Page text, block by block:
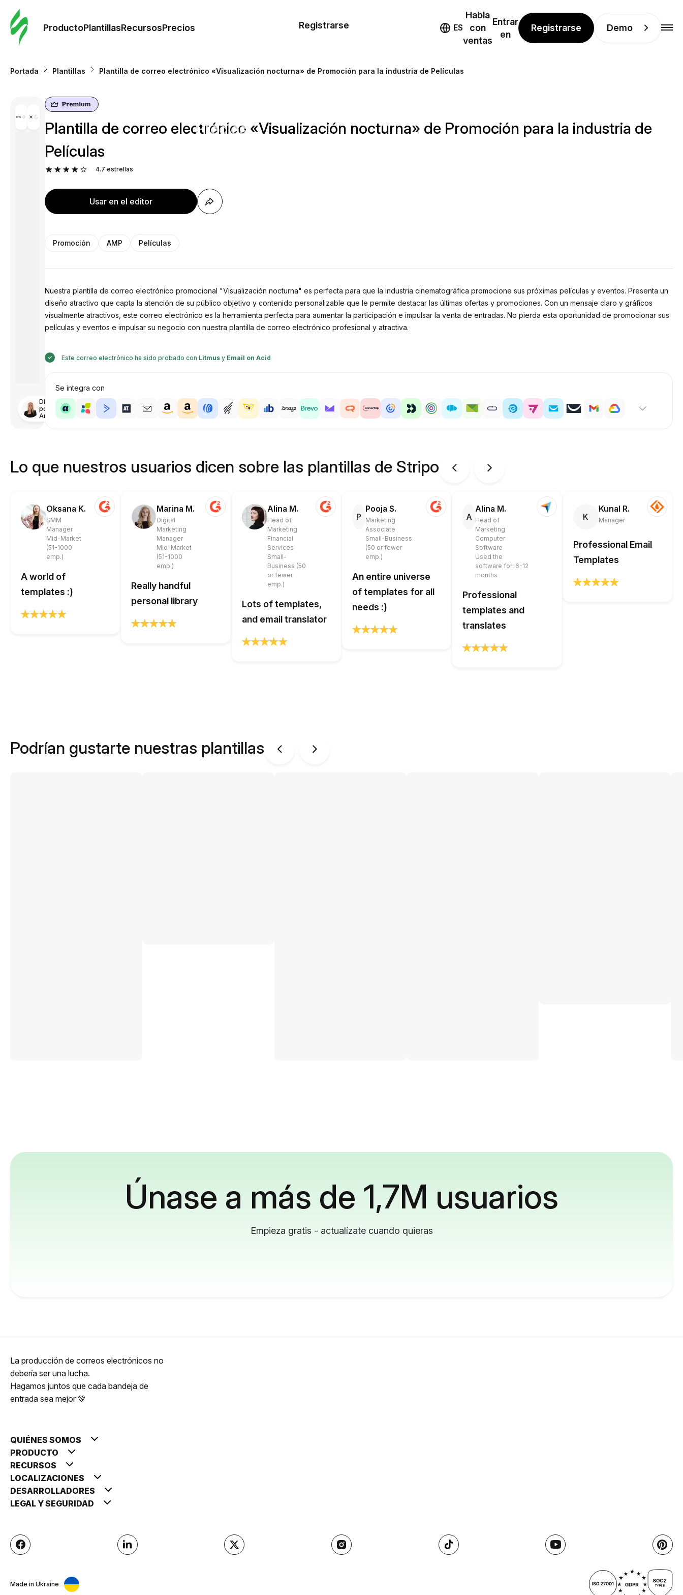
ProductoPlantillasRecursosPrecios
Precios
Registrarse ES
Habla
con
ventas
Entrar
en
Registrarse Demo
Portada Plantillas Plantilla de correo electrónico «Visualización nocturna» de Promoción para la industria de Películas
Diseñado
por
Anastasiia
Plantilla de correo electrónico «Visualización nocturna» de Promoción para la industria de
Películas
4.7 estrellas
Usar en el editor
Promoción AMP Películas
Nuestra plantilla de correo electrónico promocional "Visualización nocturna" es perfecta para que la industria cinematográfica promocione sus próximas películas y eventos. Presenta un
diseño atractivo que capta la atención de su público objetivo y contenido personalizable que le permite destacar las últimas ofertas y promociones. Con un mensaje claro y gráficos
visualmente atractivos, este correo electrónico es la herramienta perfecta para aumentar la participación e impulsar la venta de entradas. No pierda esta oportunidad de promocionar sus
películas y eventos e impulsar su negocio con nuestra plantilla de correo electrónico profesional y atractiva.
Este correo electrónico ha sido probado con Litmusy Email on Acid
Se integra con
Lo que nuestros usuarios dicen sobre las plantillas de Stripo
Oksana K.
SMM
Manager
Mid-Market
(51-1000
emp.)
A world of
templates :)
Marina M.
Digital
Marketing
Manager
Mid-Market
(51-1000
emp.)
Really handful
personal library
Alina M.
Head of
Marketing
Financial
Services
Small-
Business (50
or fewer
emp.)
Lots of templates,
and email translator
P
Pooja S.
Marketing
Associate
Small-Business
(50 or fewer
emp.)
An entire universe
of templates for all
needs :)
A
Alina M.
Head of
Marketing
Computer
Software
Used the
software for: 6-12
months
Professional
templates and
translates
K
Kunal R.
Manager
Professional Email
Templates
Podrían gustarte nuestras plantillas
Únase a más de 1,7M usuarios
Empieza gratis - actualízate cuando quieras
La producción de correos electrónicos no
debería ser una lucha.
Hagamos juntos que cada bandeja de
entrada sea mejor 💚
QUIÉNES SOMOS
PRODUCTO
RECURSOS
LOCALIZACIONES
DESARROLLADORES
LEGAL Y SEGURIDAD
Made in Ukraine